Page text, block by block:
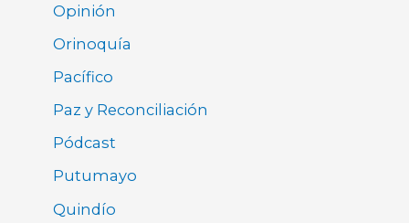
Opinión
Orinoquía
Pacífico
Paz y Reconciliación
Pódcast
Putumayo
Quindío